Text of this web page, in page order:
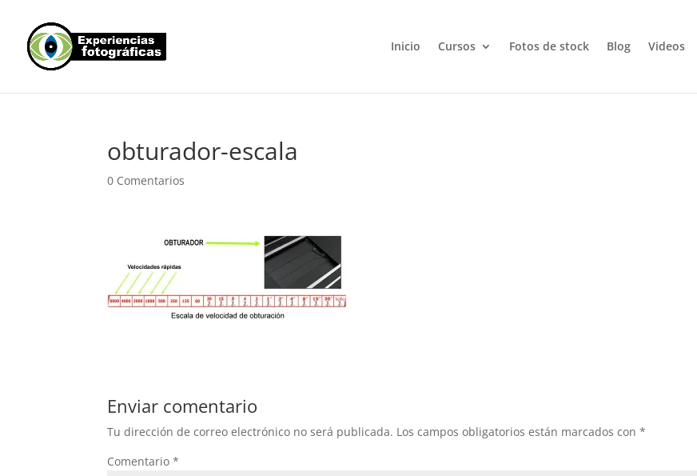
Inicio Cursos Fotos de stock Blog Videos
obturador-escala
0 Comentarios
Enviar comentario
Tu dirección de correo electrónico no será publicada. Los campos obligatorios están marcados con*
Comentario*